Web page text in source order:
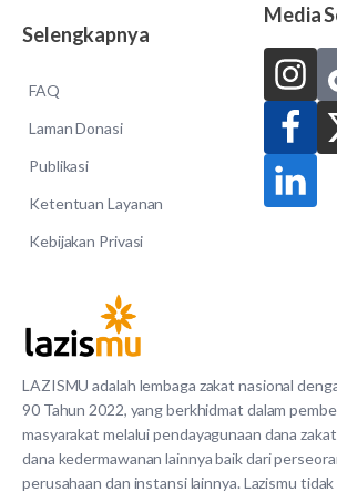
LAZISMU adalah lembaga zakat nasional
90 Tahun 2022, yang berkhidmat dalam
masyarakat melalui pendayagunaan dana
dana kedermawanan lainnya baik dari
perusahaan dan instansi lainnya. Lazismu
Selengkapnya
FAQ
Laman Donasi
Publikasi
Ketentuan Layanan
Kebijakan Privasi
Media